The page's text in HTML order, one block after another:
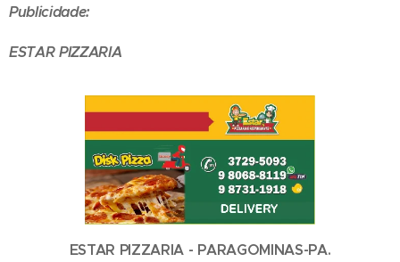
Publicidade:
ESTAR PIZZARIA
ESTAR PIZZARIA - PARAGOMINAS-PA.